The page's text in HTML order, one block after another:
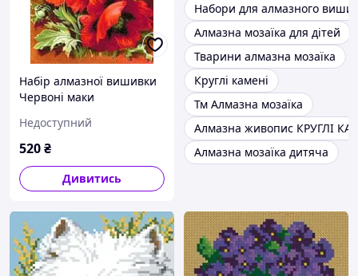
Набір алмазної вишивки
Червоні маки
Недоступний
520₴
Дивитись
Набори для алмазного
Алмазна мозаїка для дітей
Тварини алмазна мозаїка
Круглі камені
Тм Алмазна мозаїка
Алмазна живопис КРУГЛІ
Алмазна мозаїка дитяча